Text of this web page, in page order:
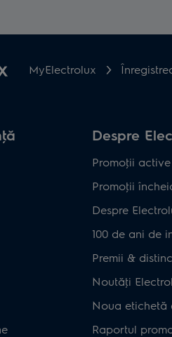
MyElectrolux
Despre
Promoţii active
Promoţii
Despre
100 de ani de
Premii &
Noutăţi
Noua etichetă
Raportul